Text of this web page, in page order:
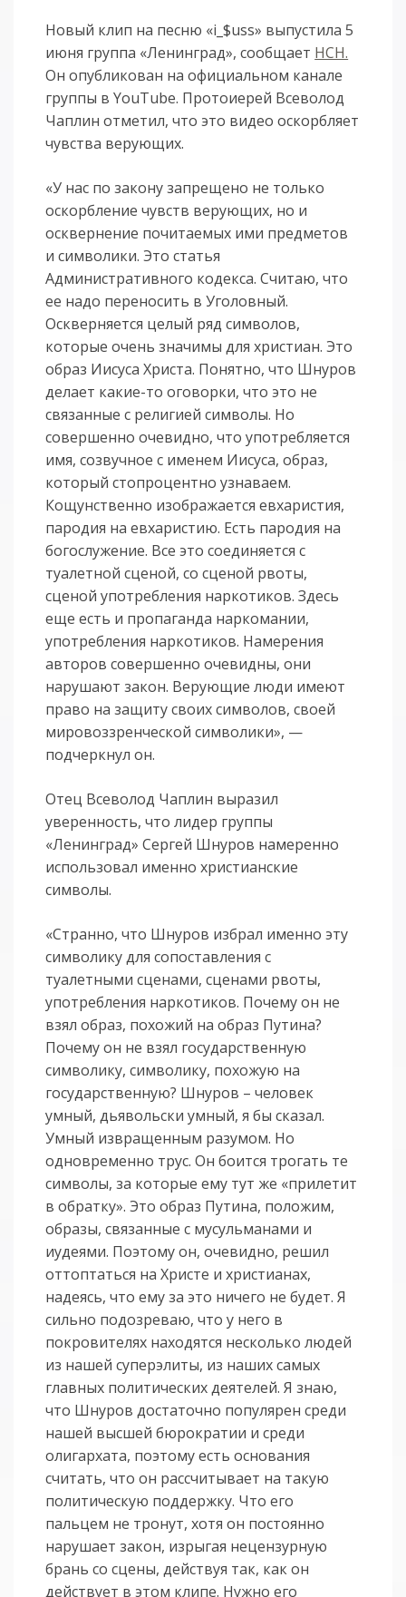
Новый клип на песню «i_$uss» выпустила 5
июня группа «Ленинград», сообщает НСН.
Он опубликован на официальном канале
группы в YouTube. Протоиерей Всеволод
Чаплин отметил, что это видео оскорбляет
чувства верующих.
«У нас по закону запрещено не только
оскорбление чувств верующих, но и
осквернение почитаемых ими предметов
и символики. Это статья
Административного кодекса. Считаю, что
ее надо переносить в Уголовный.
Оскверняется целый ряд символов,
которые очень значимы для христиан. Это
образ Иисуса Христа. Понятно, что Шнуров
делает какие-то оговорки, что это не
связанные с религией символы. Но
совершенно очевидно, что употребляется
имя, созвучное с именем Иисуса, образ,
который стопроцентно узнаваем.
Кощунственно изображается евхаристия,
пародия на евхаристию. Есть пародия на
богослужение. Все это соединяется с
туалетной сценой, со сценой рвоты,
сценой употребления наркотиков. Здесь
еще есть и пропаганда наркомании,
употребления наркотиков. Намерения
авторов совершенно очевидны, они
нарушают закон. Верующие люди имеют
право на защиту своих символов, своей
мировоззренческой символики», —
подчеркнул он.
Отец Всеволод Чаплин выразил
уверенность, что лидер группы
«Ленинград» Сергей Шнуров намеренно
использовал именно христианские
символы.
«Странно, что Шнуров избрал именно эту
символику для сопоставления с
туалетными сценами, сценами рвоты,
употребления наркотиков. Почему он не
взял образ, похожий на образ Путина?
Почему он не взял государственную
символику, символику, похожую на
государственную? Шнуров – человек
умный, дьявольски умный, я бы сказал.
Умный извращенным разумом. Но
одновременно трус. Он боится трогать те
символы, за которые ему тут же «прилетит
в обратку». Это образ Путина, положим,
образы, связанные с мусульманами и
иудеями. Поэтому он, очевидно, решил
оттоптаться на Христе и христианах,
надеясь, что ему за это ничего не будет. Я
сильно подозреваю, что у него в
покровителях находятся несколько людей
из нашей суперэлиты, из наших самых
главных политических деятелей. Я знаю,
что Шнуров достаточно популярен среди
нашей высшей бюрократии и среди
олигархата, поэтому есть основания
считать, что он рассчитывает на такую
политическую поддержку. Что его
пальцем не тронут, хотя он постоянно
нарушает закон, изрыгая нецензурную
брань со сцены, действуя так, как он
действует в этом клипе. Нужно его